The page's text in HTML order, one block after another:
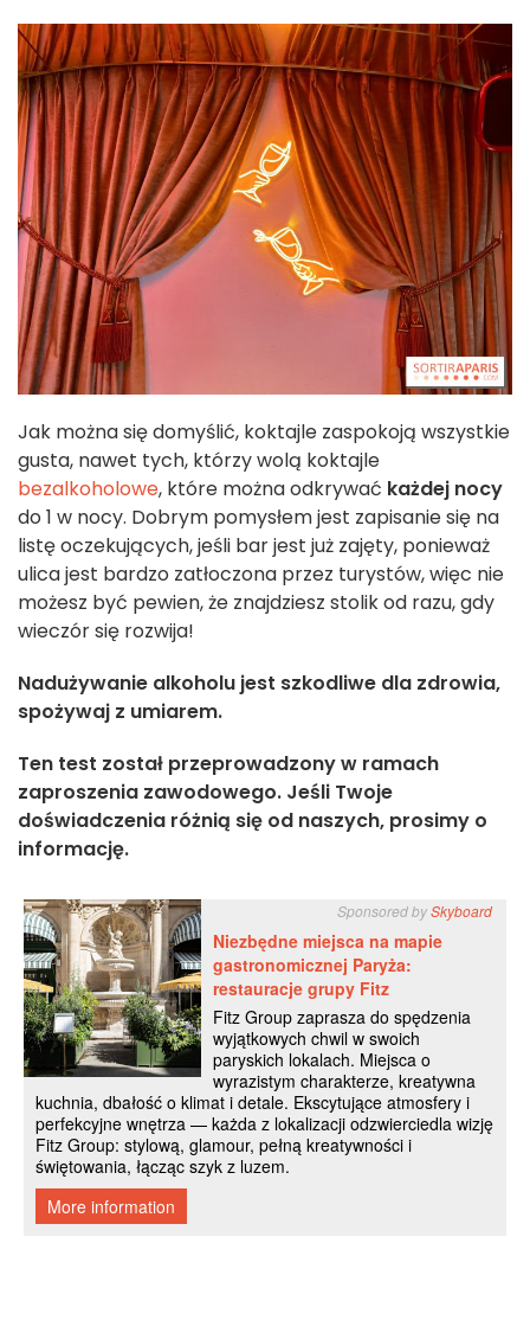
Jak można się domyślić, koktajle zaspokoją wszystkie
gusta, nawet tych, którzy wolą koktajle
bezalkoholowe, które można odkrywać każdej nocy
do 1 w nocy. Dobrym pomysłem jest zapisanie się na
listę oczekujących, jeśli bar jest już zajęty, ponieważ
ulica jest bardzo zatłoczona przez turystów, więc nie
możesz być pewien, że znajdziesz stolik od razu, gdy
wieczór się rozwija!
Nadużywanie alkoholu jest szkodliwe dla zdrowia,
spożywaj z umiarem.
Ten test został przeprowadzony w ramach
zaproszenia zawodowego. Jeśli Twoje
doświadczenia różnią się od naszych, prosimy o
informację.